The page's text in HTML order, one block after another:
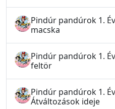
Pindúr pandúrok 1.
macska
Pindúr pandúrok 1.
feltör
Pindúr pandúrok 1.
Átváltozások ideje